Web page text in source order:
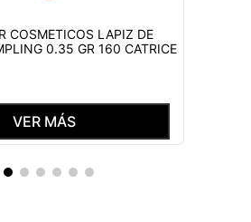
COSMETICOS LAPIZ DE
0.35 GR 160 CATRICE
VER MÁS